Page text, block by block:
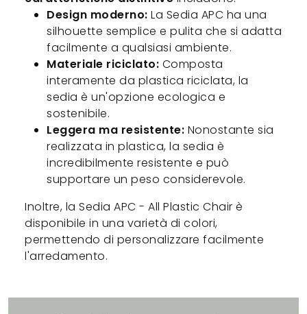
Design moderno: La Sedia APC ha una
silhouette semplice e pulita che si adatta
facilmente a qualsiasi ambiente.
Materiale riciclato: Composta
interamente da plastica riciclata, la
sedia è un'opzione ecologica e
sostenibile.
Leggera ma resistente: Nonostante sia
realizzata in plastica, la sedia è
incredibilmente resistente e può
supportare un peso considerevole.
Inoltre, la Sedia APC - All Plastic Chair è
disponibile in una varietà di colori,
permettendo di personalizzare facilmente
l'arredamento.